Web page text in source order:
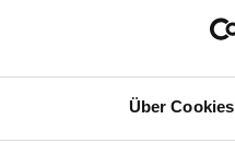
Über Cookies